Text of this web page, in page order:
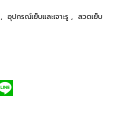
, อุปกรณ์เย็บและเจาะรู , ลวดเย็บ